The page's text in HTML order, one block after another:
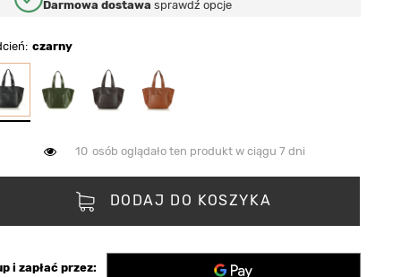
Darmowa dostawa sprawdź opcje
czarny
10 osób oglądało ten produkt w ciągu 7 dni
DODAJ DO KOSZYKA
i zapłać przez: